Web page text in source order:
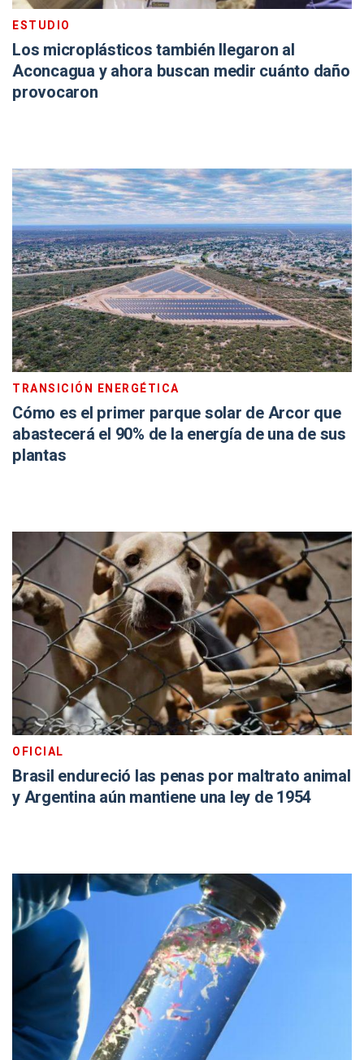
ESTUDIO
Los microplásticos también llegaron al
Aconcagua y ahora buscan medir cuánto daño
provocaron
TRANSICIÓN ENERGÉTICA
Cómo es el primer parque solar de Arcor que
abastecerá el 90% de la energía de una de sus
plantas
OFICIAL
Brasil endureció las penas por maltrato animal
y Argentina aún mantiene una ley de 1954